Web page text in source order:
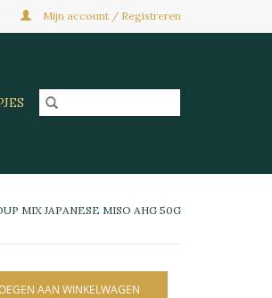
Mijn account / Registreren
MIX JAPANESE MISO AHG 50G
AAN WINKELWAGEN